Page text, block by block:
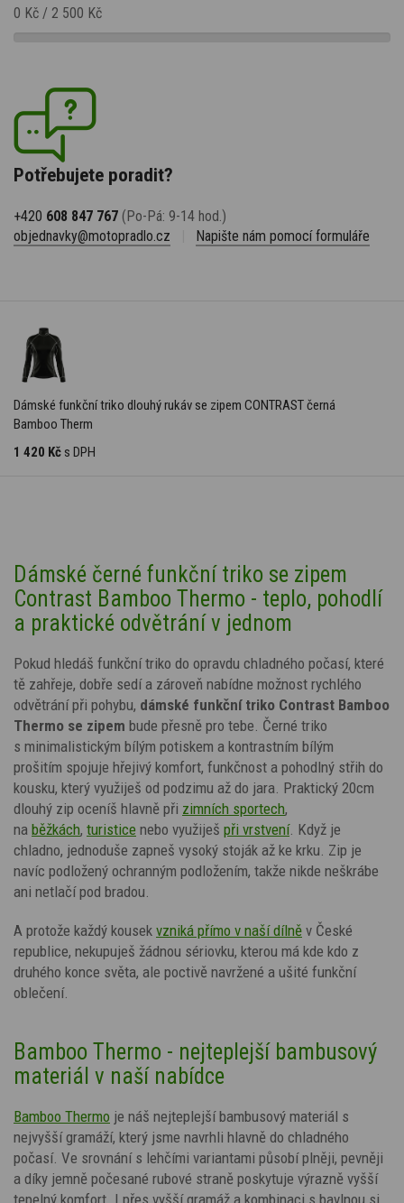
0 Kč / 2 500 Kč
Potřebujete poradit?
+420 608 847 767 (Po-Pá: 9-14 hod.)
objednavky@motopradlo.cz
Napište nám pomocí formuláře
Dámské funkční triko dlouhý rukáv se zipem CONTRAST černá
Bamboo Therm
1 420 Kč s DPH
Dámské černé funkční triko se zipem
Contrast Bamboo Thermo - teplo, pohodlí
a praktické odvětrání v jednom
Pokud hledáš funkční triko do opravdu chladného počasí, které
tě zahřeje, dobře sedí a zároveň nabídne možnost rychlého
odvětrání při pohybu, dámské funkční triko Contrast Bamboo
Thermo se zipem bude přesně pro tebe. Černé triko
s minimalistickým bílým potiskem a kontrastním bílým
prošitím spojuje hřejivý komfort, funkčnost a pohodlný střih do
kousku, který využiješ od podzimu až do jara. Praktický 20cm
dlouhý zip oceníš hlavně při zimních sportech,
na běžkách, turistice nebo využiješ při vrstvení. Když je
chladno, jednoduše zapneš vysoký stoják až ke krku. Zip je
navíc podložený ochranným podložením, takže nikde neškrábe
ani netlačí pod bradou.
A protože každý kousek vzniká přímo v naší dílně v České
republice, nekupuješ žádnou sériovku, kterou má kde kdo z
druhého konce světa, ale poctivě navržené a ušité funkční
oblečení.
Bamboo Thermo - nejteplejší bambusový
materiál v naší nabídce
Bamboo Thermo je náš nejteplejší bambusový materiál s
nejvyšší gramáží, který jsme navrhli hlavně do chladného
počasí. Ve srovnání s lehčími variantami působí plněji, pevněji
a díky jemně počesané rubové straně poskytuje výrazně vyšší
tepelný komfort. I přes vyšší gramáž a kombinaci s bavlnou si